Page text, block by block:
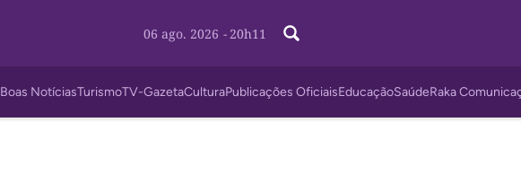
06 ago. 2026 - 20h11
Boas NotíciasTurismoTV-GazetaCulturaPublicações OficiaisEducaçãoSaúdeRaka